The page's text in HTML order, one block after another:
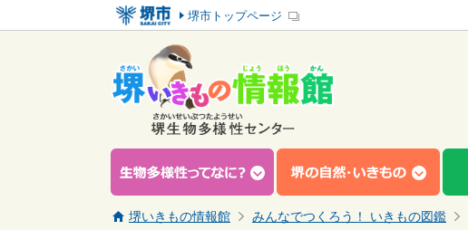
堺市トップページ
堺いきもの情報館 みんなでつくろう！ いきもの図鑑